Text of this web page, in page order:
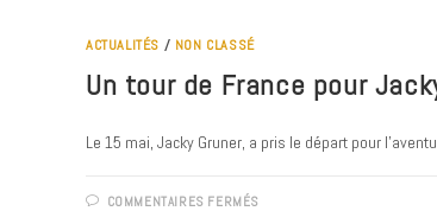
ACTUALITÉS / NON CLASSÉ
Un tour de France pour
Le 15 mai, Jacky Gruner, a pris le départ pour
COMMENTAIRES FERMÉS